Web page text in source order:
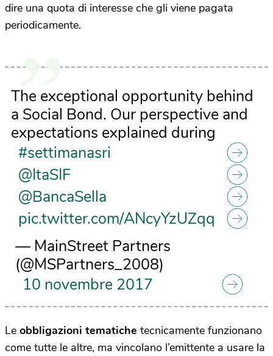
dire una quota di interesse che gli viene pagata
periodicamente.
The exceptional opportunity behind
a Social Bond. Our perspective and
expectations explained during
#settimanasri
@ItaSIF
@BancaSella
pic.twitter.com/ANcyYzUZqq
— MainStreet Partners
(@MSPartners_2008)
10 novembre 2017
Le obbligazioni tematiche tecnicamente funzionano
come tutte le altre, ma vincolano l’emittente a usare la